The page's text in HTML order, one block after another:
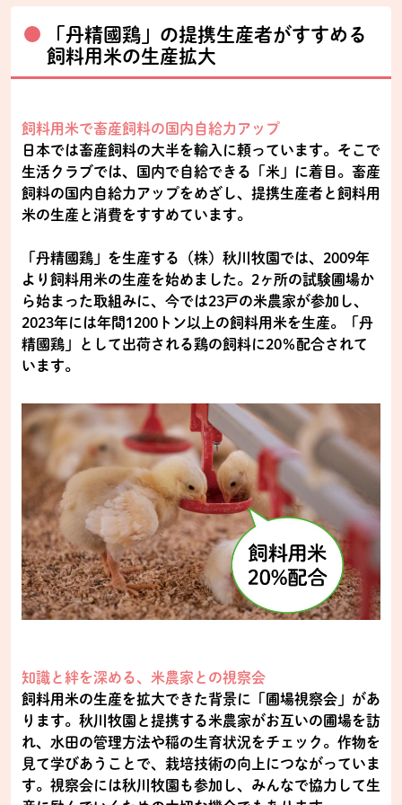
「丹精國鶏」の提携生産者がすすめる
飼料用米の生産拡大
飼料用米で畜産飼料の国内自給力アップ
日本では畜産飼料の大半を輸入に頼っています。そこで
生活クラブでは、国内で自給できる「米」に着目。畜産
飼料の国内自給力アップをめざし、提携生産者と飼料用
米の生産と消費をすすめています。
「丹精國鶏」を生産する（株）秋川牧園では、2009年
より飼料用米の生産を始めました。2ヶ所の試験圃場か
ら始まった取組みに、今では23戸の米農家が参加し、
2023年には年間1200トン以上の飼料用米を生産。「丹
精國鶏」として出荷される鶏の飼料に20％配合されて
います。
知識と絆を深める、米農家との視察会
飼料用米の生産を拡大できた背景に「圃場視察会」があ
ります。秋川牧園と提携する米農家がお互いの圃場を訪
れ、水田の管理方法や稲の生育状況をチェック。作物を
見て学びあうことで、栽培技術の向上につながっていま
す。視察会には秋川牧園も参加し、みんなで協力して生